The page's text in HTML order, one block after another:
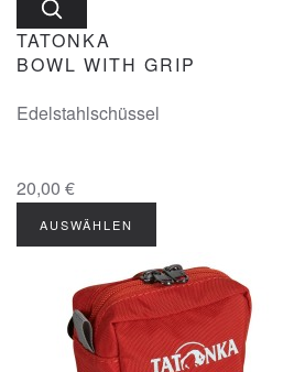
TATONKA
BOWL WITH GRIP
Edelstahlschüssel
20,00 €